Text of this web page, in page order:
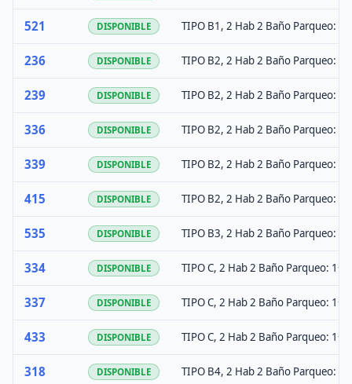
521 DISPONIBLE TIPO B1, 2 Hab 2 Baño Parqueo:
236 DISPONIBLE TIPO B2, 2 Hab 2 Baño Parqueo:
239 DISPONIBLE TIPO B2, 2 Hab 2 Baño Parqueo:
336 DISPONIBLE TIPO B2, 2 Hab 2 Baño Parqueo:
339 DISPONIBLE TIPO B2, 2 Hab 2 Baño Parqueo:
415 DISPONIBLE TIPO B2, 2 Hab 2 Baño Parqueo:
535 DISPONIBLE TIPO B3, 2 Hab 2 Baño Parqueo:
334 DISPONIBLE TIPO C, 2 Hab 2 Baño Parqueo:
337 DISPONIBLE TIPO C, 2 Hab 2 Baño Parqueo:
433 DISPONIBLE TIPO C, 2 Hab 2 Baño Parqueo:
318 DISPONIBLE TIPO B4, 2 Hab 2 Baño Parqueo: